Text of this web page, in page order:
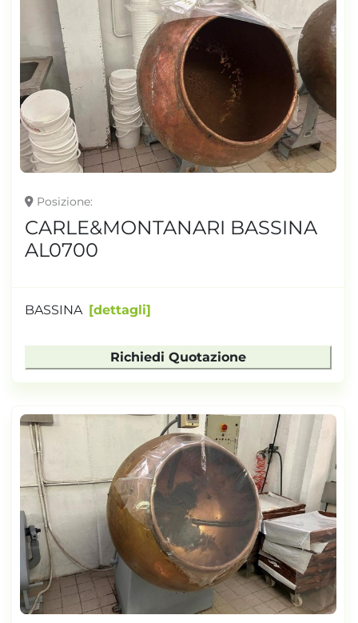
Posizione
CARLE&MONTANARI BASSINA
AL0700
BASSINA dettagli
Richiedi Quotazione